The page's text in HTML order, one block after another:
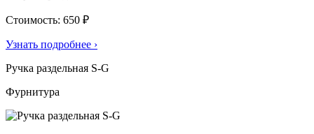
Стоимость: 650 ₽
Узнать подробнее ›
Ручка раздельная S-G
Фурнитура